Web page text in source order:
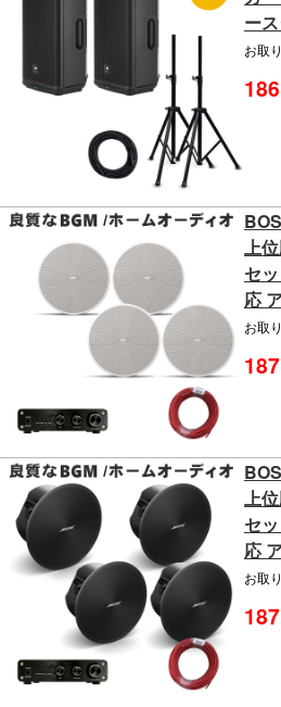
ー
お取
上
セ
応
お取
上
セ
応
お取